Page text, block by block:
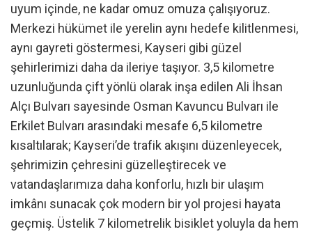
uyum içinde, ne kadar omuz omuza çalışıyoruz.
Merkezi hükümet ile yerelin aynı hedefe kilitlenmesi,
aynı gayreti göstermesi, Kayseri gibi güzel
şehirlerimizi daha da ileriye taşıyor. 3,5 kilometre
uzunluğunda çift yönlü olarak inşa edilen Ali İhsan
Alçı Bulvarı sayesinde Osman Kavuncu Bulvarı ile
Erkilet Bulvarı arasındaki mesafe 6,5 kilometre
kısaltılarak; Kayseri’de trafik akışını düzenleyecek,
şehrimizin çehresini güzelleştirecek ve
vatandaşlarımıza daha konforlu, hızlı bir ulaşım
imkânı sunacak çok modern bir yol projesi hayata
geçmiş. Üstelik 7 kilometrelik bisiklet yoluyla da hem